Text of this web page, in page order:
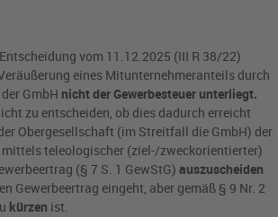
vom 11.12.2025 (III R 38/22)
eines Mitunternehmeranteils durch
GmbH nicht der Gewerbesteuer unterliegt.
zu entscheiden, ob dies dadurch erreicht
Obergesellschaft (im Streitfall die GmbH) der
teleologischer (ziel-/zweckorientierter)
(§ 7 S. 1 GewStG)auszuscheiden
Gewerbeertrag eingeht, aber gemäß § 9 Nr. 2
kürzen ist.